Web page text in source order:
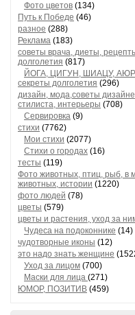
Фото цветов (134)
Путь к Победе (46)
разное (288)
Реклама (183)
советы врача, диеты,
долголетия (817)
ЙОГА, ЦИГУН, ШИАЦУ,
секреты долголетия (296)
дизайн, мода,советы
стилиста, интерьеры (708)
Сервировка (9)
стихи (7762)
Мои стихи (2077)
Стихи о городах (16)
тесты (119)
Фото животных, птиц, рыб, в
животных, истории (1220)
фото людей (78)
цветы (579)
цветы и растения, уход за
Чудеса на подоконнике (14)
чудотворные иконы (12)
это надо знать женщине
Уход за лицом (700)
Маски для лица (271)
ЮМОР, ПОЗИТИВ (459)